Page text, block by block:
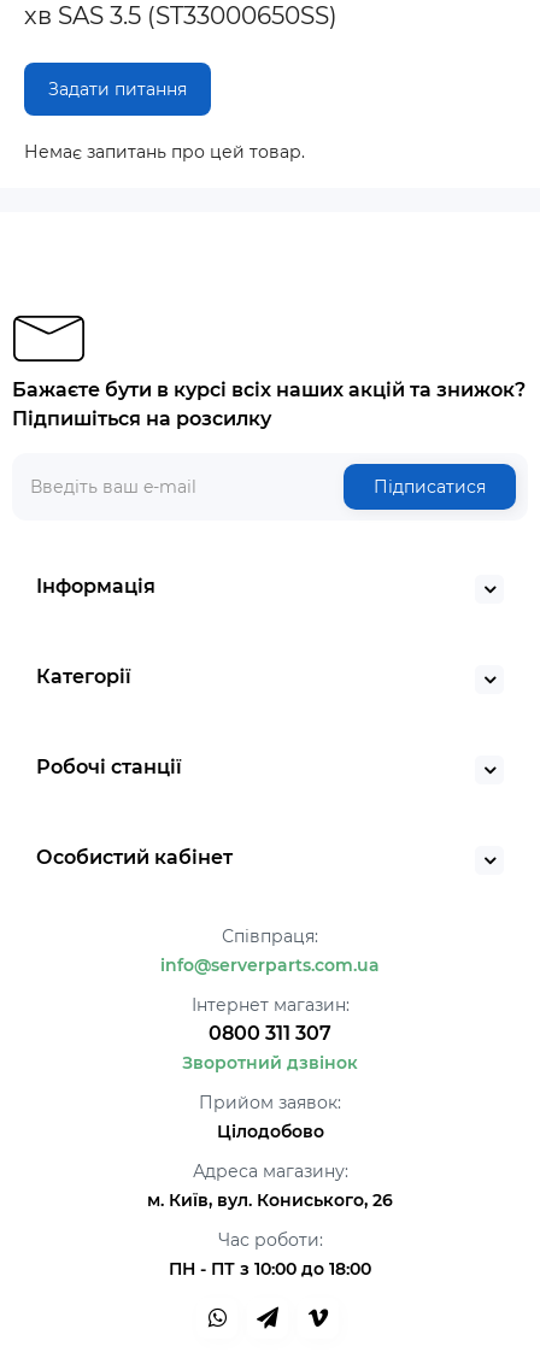
хв SAS 3.5 (ST33000650SS)
Задати питання
Немає запитань про цей товар.
Бажаєте бути в курсі всіх наших акцій та знижок?
Підпишіться на розсилку
Підписатися
Інформація
Категорії
Робочі станції
Особистий кабінет
Співпраця:
info@serverparts.com.ua
Інтернет магазин:
0800 311 307
Зворотний дзвінок
Прийом заявок:
Цілодобово
Адреса магазину:
м. Київ, вул. Кониського, 26
Час роботи:
ПН - ПТ з 10:00 до 18:00